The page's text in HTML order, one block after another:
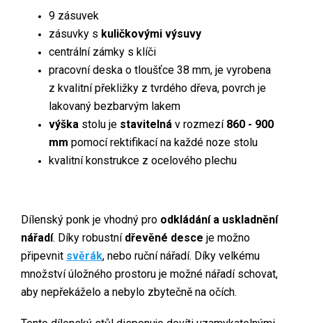
9 zásuvek
zásuvky s kuličkovými výsuvy
centrální zámky s klíči
pracovní deska o tloušťce 38 mm, je vyrobena
z kvalitní překližky z tvrdého dřeva, povrch je
lakovaný bezbarvým lakem
výška stolu je stavitelná v rozmezí 860 - 900
mm pomocí rektifikací na každé noze stolu
kvalitní konstrukce z ocelového plechu
Dílenský ponk je vhodný pro odkládání a uskladnění
nářadí. Díky robustnídřevěné desce je možno
připevnit svěrák, nebo ruční nářadí. Díky velkému
množství úložného prostoru je možné nářadí schovat,
aby nepřekáželo a nebylo zbytečně na očích.